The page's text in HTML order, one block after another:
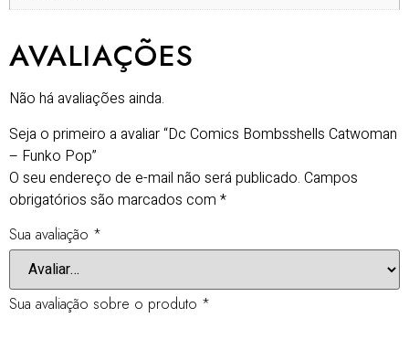
AVALIAÇÕES
Não há avaliações ainda.
Seja o primeiro a avaliar “Dc Comics Bombsshells Catwoman
– Funko Pop”
O seu endereço de e-mail não será publicado. Campos
obrigatórios são marcados com *
Sua avaliação *
Sua avaliação sobre o produto *